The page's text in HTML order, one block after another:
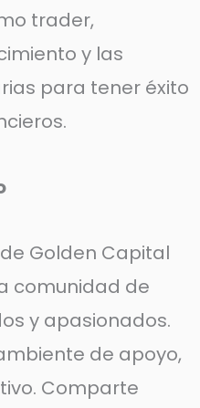
trader,
y las
para tener éxito
Golden Capital
comunidad de
y apasionados.
de apoyo,
Comparte